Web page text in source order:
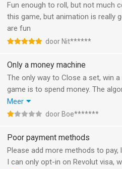
Fun enough to roll, but not much
this game, but animation is really
are fun
door Nit******
Only a money machine
The only way to Close a set, win
game is to spend money. The
you have a little chance suddenly
need, even if it’s a 50/50 chance
Meer
door Boe*******
Poor payment methods
Please add more methods to pay,
I can only opt-in on Revolut visa,